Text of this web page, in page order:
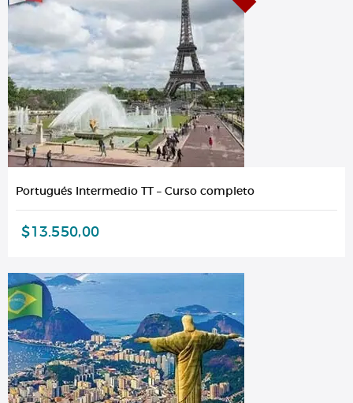
Portugués Intermedio TT – Curso completo
$13.550,00